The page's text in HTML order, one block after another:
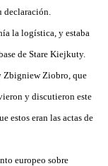
declaración.
la logística, y estaba
de Stare Kiejkuty.
Zbigniew Ziobro, que
y discutieron este
estos eran las actas de
europeo sobre